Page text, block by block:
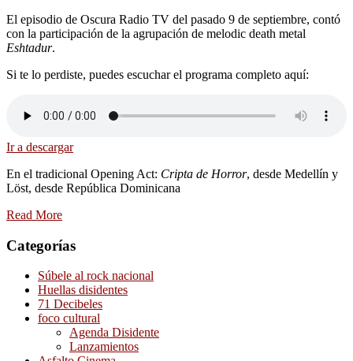
El episodio de Oscura Radio TV del pasado 9 de septiembre, contó
con la participación de la agrupación de melodic death metal
Eshtadur.
Si te lo perdiste, puedes escuchar el programa completo aquí:
Ir a descargar
En el tradicional Opening Act: Cripta de Horror, desde Medellín y
Löst, desde República Dominicana
Read More
Categorías
Súbele al rock nacional
Huellas disidentes
71 Decibeles
foco cultural
Agenda Disidente
Lanzamientos